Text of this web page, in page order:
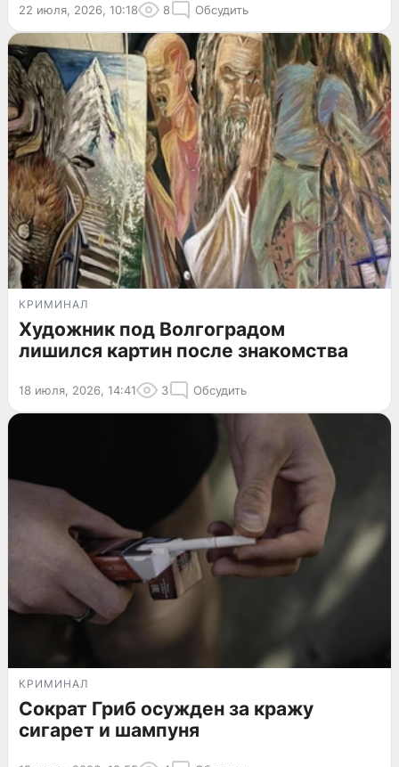
22 июля, 2026, 10:18 8 Обсудить
КРИМИНАЛ
Художник под Волгоградом
лишился картин после знакомства
18 июля, 2026, 14:41 3 Обсудить
КРИМИНАЛ
Сократ Гриб осужден за кражу
сигарет и шампуня